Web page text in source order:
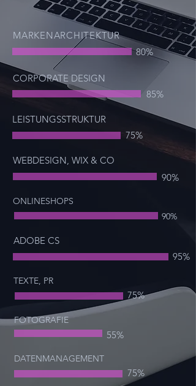
MARKENARCHITEKTUR
80%
CORPORATE DESIGN
85%
WEBDESIGN, WIX & CO
90%
ADOBE CS
95%
90%
ONLINESHOPS
LEISTUNGSSTRUKTUR
75%
TEXTE, PR
75%
55%
FOTOGRAFIE
DATENMANAGEMENT
75%